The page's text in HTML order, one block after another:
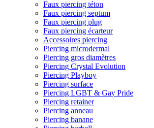
Faux piercing téton
Faux piercing septum
Faux piercing plug
Faux piercing écarteur
Accessoires piercing
Piercing microdermal
Piercing gros diamètres
Piercing Crystal Evolution
Piercing Playboy
Piercing surface
Piercing LGBT & Gay Pride
Piercing retainer
Piercing anneau
Piercing banane